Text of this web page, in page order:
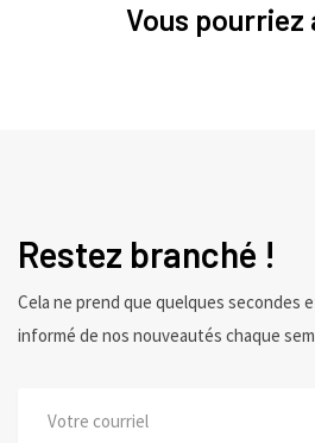
Vous pourriez
Restez branché !
Cela ne prend que quelques secondes
informé de nos nouveautés chaque